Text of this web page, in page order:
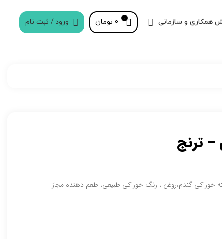
همکاری و سازمانی 0
0 تومان ورود / ثبت نام
خوراکی گندم،روغن ، رنگ خوراکی طبیعی، طعم دهنده مجاز